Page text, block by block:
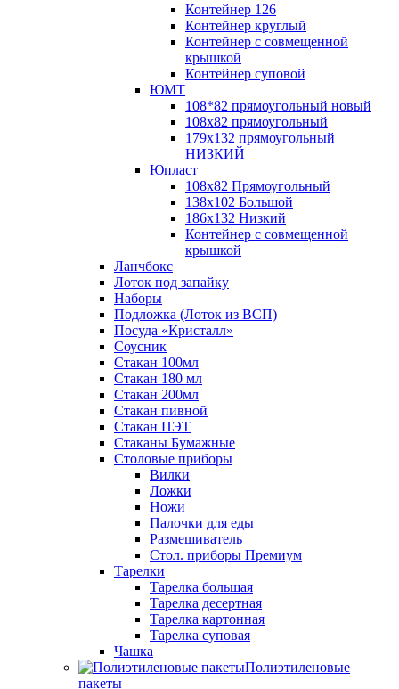
Контейнер 126
Контейнер круглый
Контейнер с совмещенной
крышкой
Контейнер суповой
ЮМТ
108*82 прямоугольный новый
108х82 прямоугольный
179х132 прямоугольный
НИЗКИЙ
Юпласт
108х82 Прямоугольный
138х102 Большой
186х132 Низкий
Контейнер с совмещенной
крышкой
Ланчбокс
Лоток под запайку
Наборы
Подложка (Лоток из ВСП)
Посуда «Кристалл»
Соусник
Стакан 100мл
Стакан 180 мл
Стакан 200мл
Стакан пивной
Стакан ПЭТ
Стаканы Бумажные
Столовые приборы
Вилки
Ложки
Ножи
Палочки для еды
Размешиватель
Стол. приборы Премиум
Тарелки
Тарелка большая
Тарелка десертная
Тарелка картонная
Тарелка суповая
Чашка
Полиэтиленовые
пакеты